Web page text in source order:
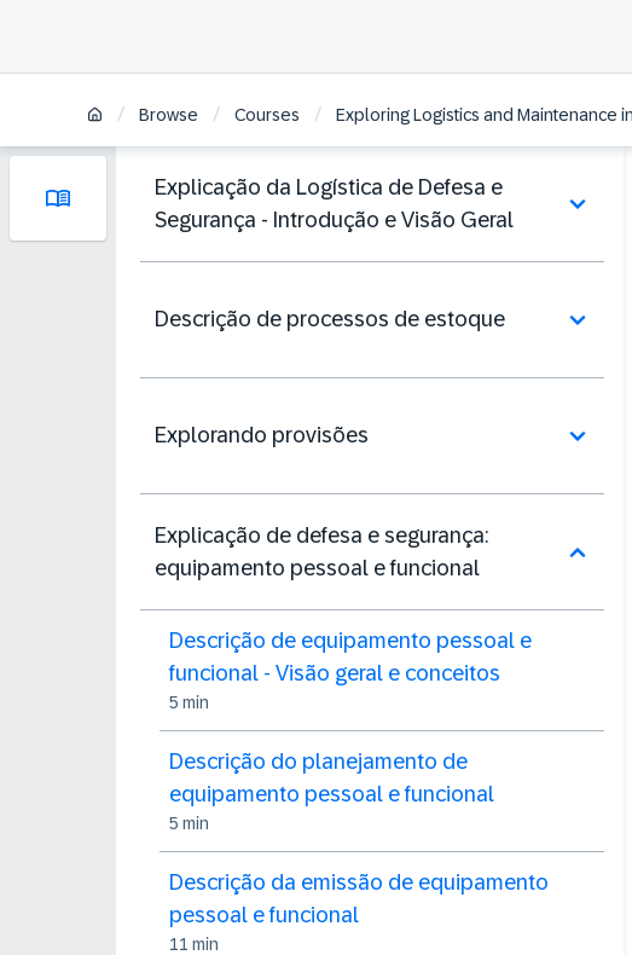
/ Browse / Courses / Exploring Logistics and Maintenance
Explicação da Logística de Defesa e
Segurança - Introdução e Visão Geral
Descrição de processos de estoque
Explorando provisões
Explicação de defesa e segurança:
equipamento pessoal e funcional
Descrição de equipamento pessoal e
funcional - Visão geral e conceitos
5 min
Descrição do planejamento de
equipamento pessoal e funcional
5 min
Descrição da emissão de equipamento
pessoal e funcional
11 min